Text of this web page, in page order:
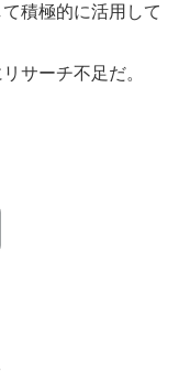
積極的に活用して
サーチ不足だ。